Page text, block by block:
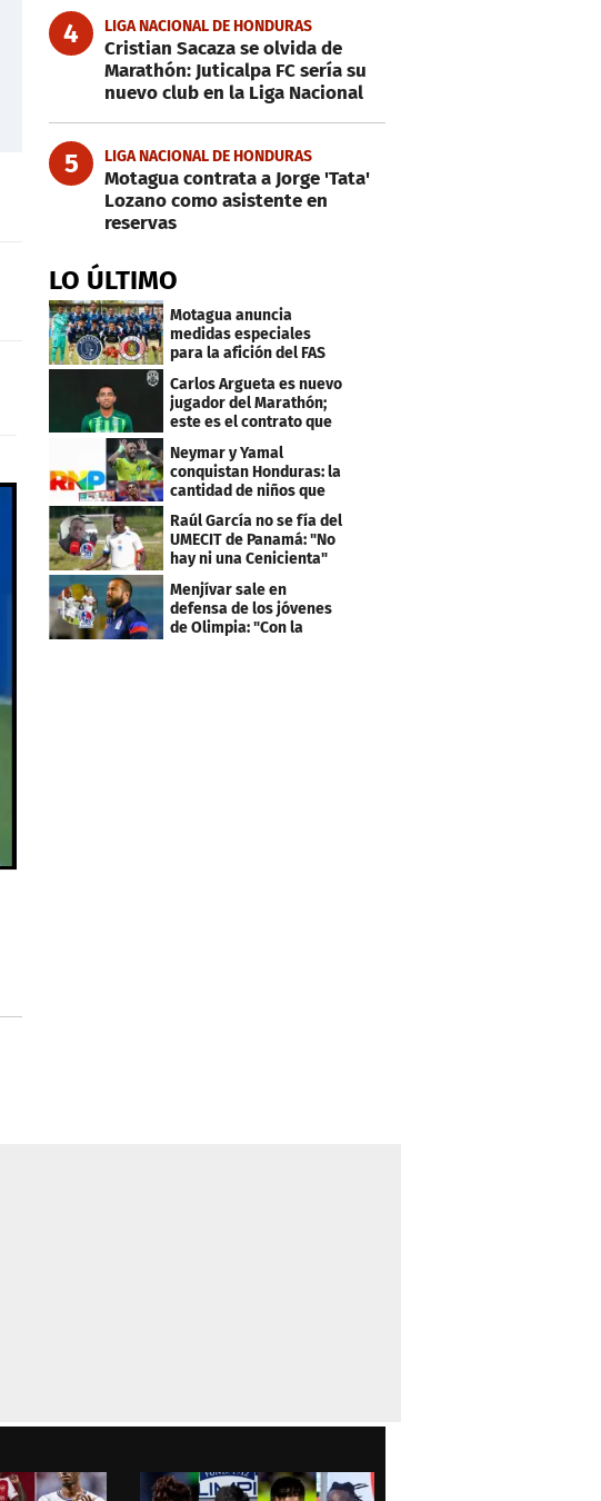
4 LIGA NACIONAL DE HONDURAS
Cristian Sacaza se olvida de
Marathón: Juticalpa FC sería su
nuevo club en la Liga Nacional
5 LIGA NACIONAL DE HONDURAS
Motagua contrata a Jorge 'Tata'
Lozano como asistente en
reservas
LO ÚLTIMO
Motagua anuncia
medidas especiales
para la afición del FAS
de El Salvador
Carlos Argueta es nuevo
jugador del Marathón;
este es el contrato que
Neymar y Yamal
conquistan Honduras: la
cantidad de niños que
llevan sus nombres
Raúl García no se fía del
UMECIT de Panamá: "No
hay ni una Cenicienta"
Menjívar sale en
defensa de los jóvenes
de Olimpia: "Con la